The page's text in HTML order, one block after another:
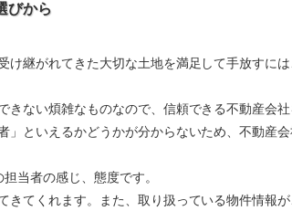
びから
け継がれてきた大切な土地を満足して手放すに
ない煩雑なものなので、信頼できる不動産会社
」といえるかどうかが分からないため、不動産
当者の感じ、態度です。
きてくれます。また、取り扱っている物件情報